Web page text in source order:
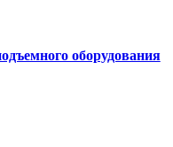
оборудования